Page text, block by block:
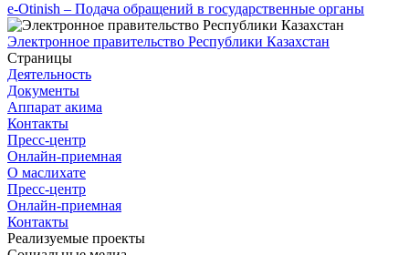
e-Otinish – Подача обращений в государственные органы
Электронное правительство Республики Казахстан
Страницы
Деятельность
Документы
Аппарат акима
Контакты
Пресс-центр
Онлайн-приемная
О маслихате
Пресс-центр
Онлайн-приемная
Контакты
Реализуемые проекты